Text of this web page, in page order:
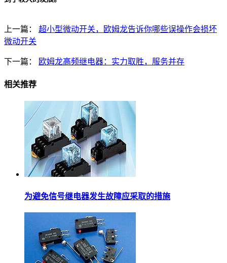
上一篇：
超小型微动开关，欧姆龙告诉你哪些误操作会损坏
微动开关
下一篇： 欧姆龙高频继电器：实力取胜，服务并存
相关推荐
为避免信号继电器发生故障应采取的措施